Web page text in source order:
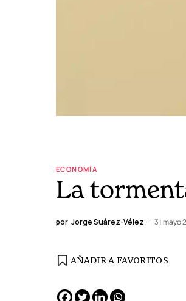
ECONOMÍA
La
por Jorge Suárez-Vélez 31 mayo
AÑADIR A FAVORITOS